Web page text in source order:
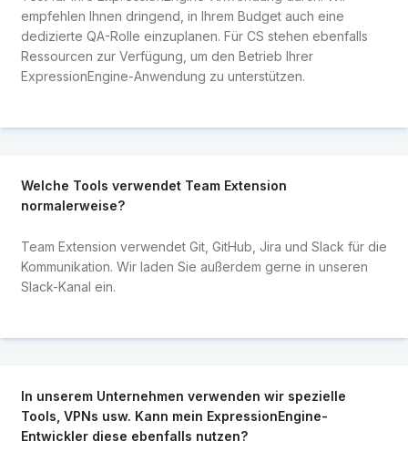
empfehlen Ihnen dringend, in Ihrem Budget auch eine
dedizierte QA-Rolle einzuplanen. Für CS stehen ebenfalls
Ressourcen zur Verfügung, um den Betrieb Ihrer
ExpressionEngine-Anwendung zu unterstützen.
Welche Tools verwendet Team Extension
normalerweise?
Team Extension verwendet Git, GitHub, Jira und Slack für die
Kommunikation. Wir laden Sie außerdem gerne in unseren
Slack-Kanal ein.
In unserem Unternehmen verwenden wir spezielle
Tools, VPNs usw. Kann mein ExpressionEngine-
Entwickler diese ebenfalls nutzen?